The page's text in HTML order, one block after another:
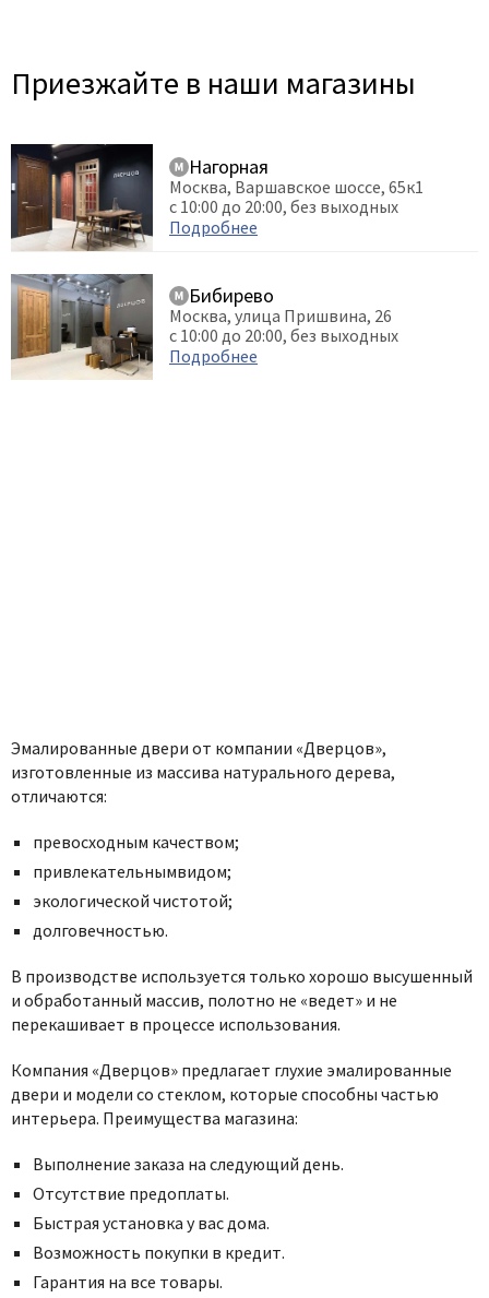
Приезжайте в наши магазины
Нагорная
Москва, Варшавское шоссе, 65к1
с 10:00 до 20:00, без выходных
Подробнее
Бибирево
Москва, улица Пришвина, 26
с 10:00 до 20:00, без выходных
Подробнее
Эмалированные двери от компании «Дверцов»,
изготовленные из массива натурального дерева,
отличаются:
превосходным качеством;
привлекательнымвидом;
экологической чистотой;
долговечностью.
В производстве используется только хорошо высушенный
и обработанный массив, полотно не «ведет» и не
перекашивает в процессе использования.
Компания «Дверцов» предлагает глухие эмалированные
двери и модели со стеклом, которые способны частью
интерьера. Преимущества магазина:
Выполнение заказа на следующий день.
Отсутствие предоплаты.
Быстрая установка у вас дома.
Возможность покупки в кредит.
Гарантия на все товары.